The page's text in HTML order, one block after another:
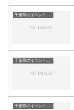
千葉県のイベント会場一覧
千葉県のイベント会場一覧
千葉県のイベント会場一覧